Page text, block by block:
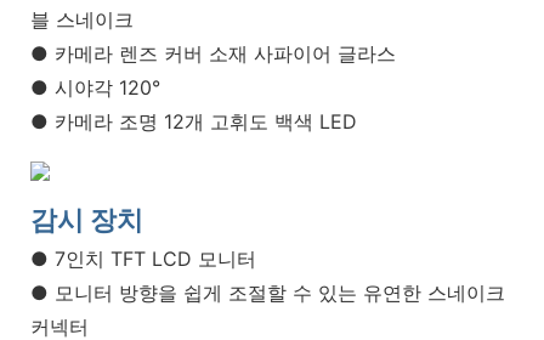
블 스네이크
● 카메라 렌즈 커버 소재 사파이어 글라스
● 시야각 120°
● 카메라 조명 12개 고휘도 백색 LED
감시 장치
● 7인치 TFT LCD 모니터
● 모니터 방향을 쉽게 조절할 수 있는 유연한 스네이크
커넥터